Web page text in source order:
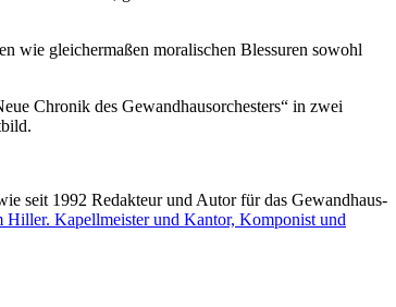
wie gleichermaßen moralischen Blessuren sowohl
Chronik des Gewandhausorchesters“ in zwei
seit 1992 Redakteur und Autor für das Gewandhaus-
Hiller. Kapellmeister und Kantor, Komponist und